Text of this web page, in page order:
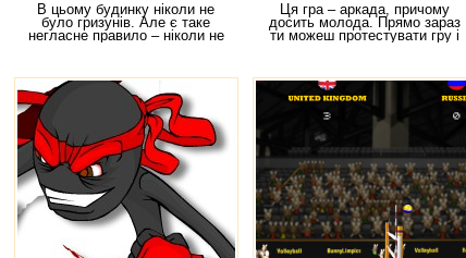
В цьому будинку ніколи не
було гризунів. Але є таке
негласне правило – ніколи не
Ця гра – аркада, причому
досить молода. Прямо зараз
ти можеш протестувати гру і